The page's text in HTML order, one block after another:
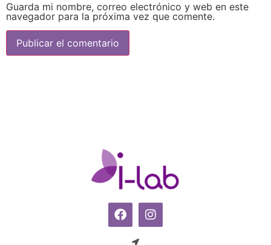
Guarda mi nombre, correo electrónico y web en este
navegador para la próxima vez que comente.